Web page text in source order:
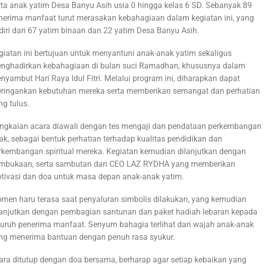
anak yatim Desa Banyu Asih usia 0 hingga kelas 6 SD. Sebanyak 89
manfaat turut merasakan kebahagiaan dalam kegiatan ini, yang
dari 67 yatim binaan dan 22 yatim Desa Banyu Asih.
ini bertujuan untuk menyantuni anak-anak yatim sekaligus
kebahagiaan di bulan suci Ramadhan, khususnya dalam
Hari Raya Idul Fitri. Melalui program ini, diharapkan dapat
kebutuhan mereka serta memberikan semangat dan perhatian
tulus.
acara diawali dengan tes mengaji dan pendataan perkembangan
sebagai bentuk perhatian terhadap kualitas pendidikan dan
spiritual mereka. Kegiatan kemudian dilanjutkan dengan
serta sambutan dari CEO LAZ RYDHA yang memberikan
dan doa untuk masa depan anak-anak yatim.
haru terasa saat penyaluran simbolis dilakukan, yang kemudian
dengan pembagian santunan dan paket hadiah lebaran kepada
penerima manfaat. Senyum bahagia terlihat dari wajah anak-anak
menerima bantuan dengan penuh rasa syukur.
ditutup dengan doa bersama, berharap agar setiap kebaikan yang